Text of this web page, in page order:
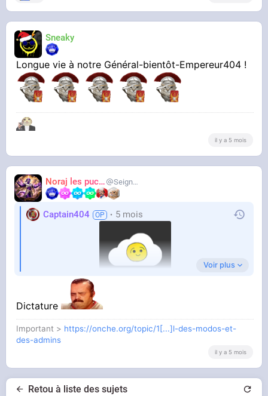
Sneaky
Longue vie à notre Général-bientôt-Empereur404 !
il y a 5 mois
Noraj les pucix SeigneurCooler
Captain404 5 mois
Hop GOULAG !
Voir plus
Dictature
Important > https://onche.org/topic/1[...]l-des-modos-et-
des-admins
il y a 5 mois
Retou à liste des sujets